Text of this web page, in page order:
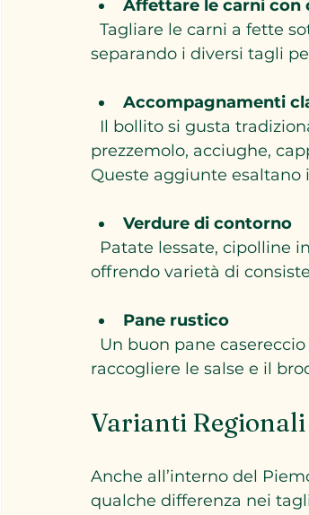
Affettare le carni con
separando i diversi tagli
Accompagnamenti
prezzemolo, acciughe,
Queste aggiunte esaltano
Verdure di contorno
offrendo varietà di
Pane rustico
raccogliere le salse e il
Varianti Regionali
Anche all’interno del
qualche differenza nei